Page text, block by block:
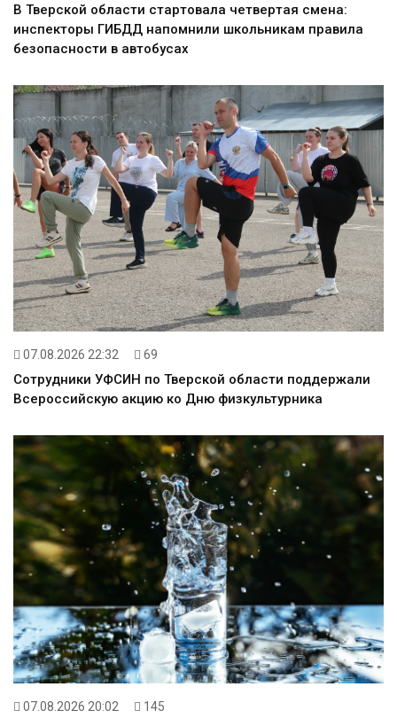
В Тверской области стартовала четвертая смена:
инспекторы ГИБДД напомнили школьникам правила
безопасности в автобусах
07.08.2026 22:32 69
Сотрудники УФСИН по Тверской области поддержали
Всероссийскую акцию ко Дню физкультурника
07.08.2026 20:02 145